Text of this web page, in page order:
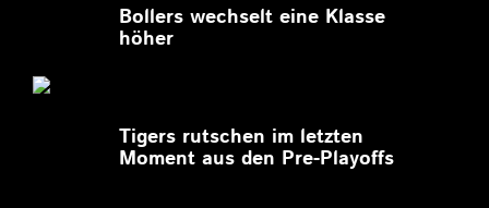
Bollers wechselt eine Klasse
höher
Tigers rutschen im letzten
Moment aus den Pre-Playoffs